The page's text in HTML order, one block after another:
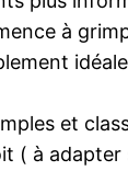
à
et
( à